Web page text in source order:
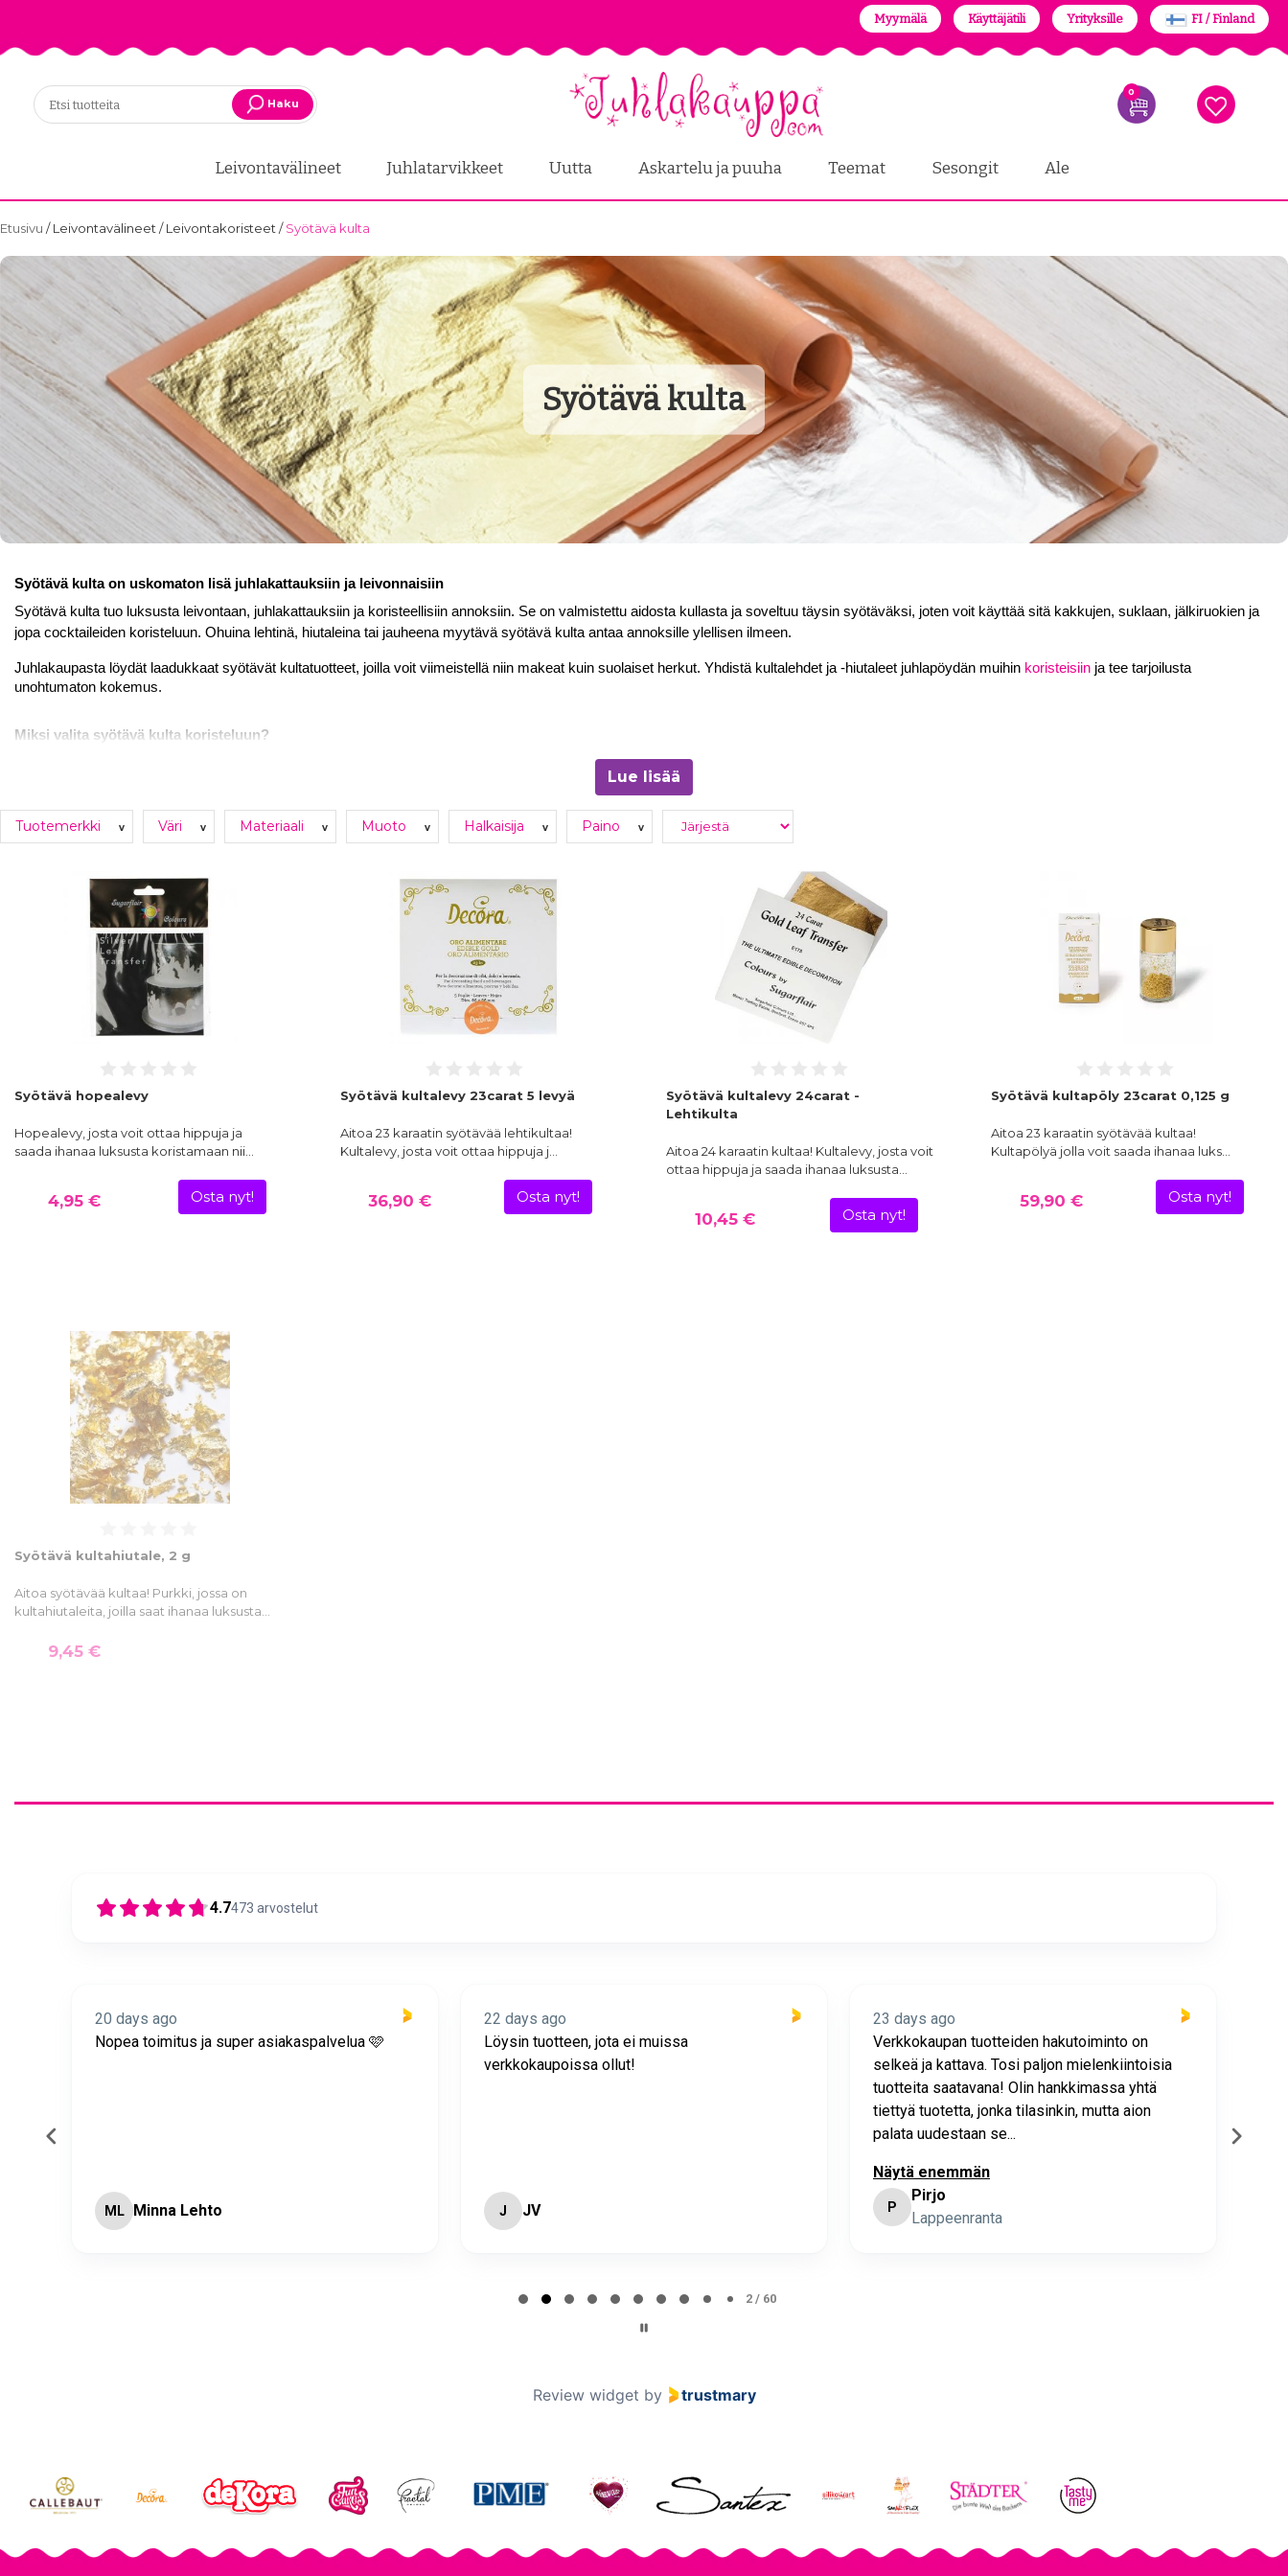
Myymälä Käyttäjätili Yrityksille FI / Finland
Haku
0
Leivontavälineet Juhlatarvikkeet Uutta Askartelu ja puuha Teemat Sesongit Ale
Etusivu /Leivontavälineet /Leivontakoristeet /Syötävä kulta
Syötävä kulta
Syötävä kulta on uskomaton lisä juhlakattauksiin ja leivonnaisiin
Syötävä kulta tuo luksusta leivontaan, juhlakattauksiin ja koristeellisiin annoksiin. Se on valmistettu aidosta kullasta ja soveltuu täysin syötäväksi, joten voit käyttää sitä kakkujen, suklaan, jälkiruokien ja
jopa cocktaileiden koristeluun. Ohuina lehtinä, hiutaleina tai jauheena myytävä syötävä kulta antaa annoksille ylellisen ilmeen.
Juhlakaupasta löydät laadukkaat syötävät kultatuotteet, joilla voit viimeistellä niin makeat kuin suolaiset herkut. Yhdistä kultalehdet ja -hiutaleet juhlapöydän muihin koristeisiin ja tee tarjoilusta
unohtumaton kokemus.
Miksi valita syötävä kulta koristeluun?
Helppo käyttää – levitä ohuita lehtiä, ripottele hiutaleita tai sekoita jauhetta juomiin.
Sopii täydellisesti kakkujen, konvehtien ja cocktaileiden koristeluun.
Lue lisää
Tuotemerkki v Väri v Materiaali v Muoto v Halkaisija v Paino v
Syötävä hopealevy
Hopealevy, josta voit ottaa hippuja ja
saada ihanaa luksusta koristamaan nii…
4,95 € Osta nyt!
Syötävä kultalevy 23carat 5 levyä
Aitoa 23 karaatin syötävää lehtikultaa!
Kultalevy, josta voit ottaa hippuja j…
36,90 € Osta nyt!
Syötävä kultalevy 24carat -
Lehtikulta
Aitoa 24 karaatin kultaa! Kultalevy, josta voit
ottaa hippuja ja saada ihanaa luksusta…
10,45 € Osta nyt!
Syötävä kultapöly 23carat 0,125 g
Aitoa 23 karaatin syötävää kultaa!
Kultapölyä jolla voit saada ihanaa luks…
59,90 € Osta nyt!
Syötävä kultahiutale, 2 g
Aitoa syötävää kultaa! Purkki, jossa on
kultahiutaleita, joilla saat ihanaa luksusta…
9,45 €
4.7473 arvostelut
20 days ago
Nopea toimitus ja super asiakaspalvelua 🩷
ML Minna Lehto
22 days ago
Löysin tuotteen, jota ei muissa
verkkokaupoissa ollut!
J JV
23 days ago
Verkkokaupan tuotteiden hakutoiminto on
selkeä ja kattava. Tosi paljon mielenkiintoisia
tuotteita saatavana! Olin hankkimassa yhtä
tiettyä tuotetta, jonka tilasinkin, mutta aion
palata uudestaan se...
Näytä enemmän
P
Pirjo
Lappeenranta
2 / 60
Review widget by trustmary